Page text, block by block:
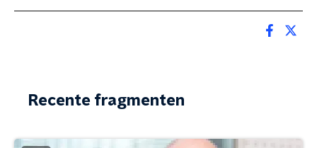
Recente fragmenten